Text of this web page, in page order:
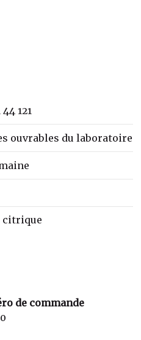
44 121
ouvrables du laboratoire
citrique
de commande